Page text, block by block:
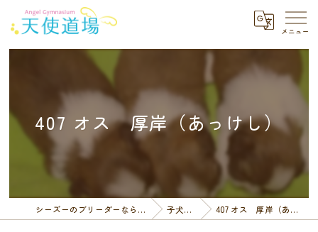
407 オス 厚岸（あっけし）
シーズーのブリーダーなら天使道場 子犬一覧 407 オス 厚岸（あっけし）